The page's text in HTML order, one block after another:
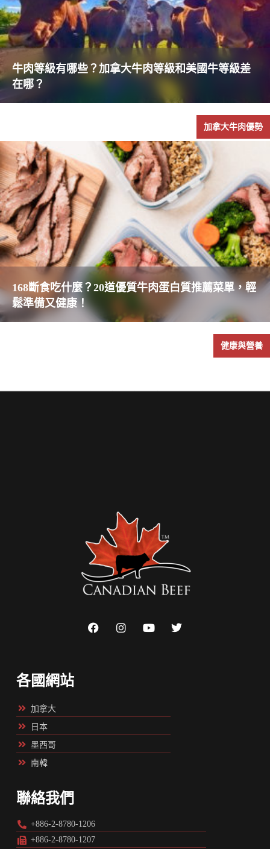
牛肉等級有哪些？加拿大牛肉等級和美國牛等級差
在哪？
加拿大牛肉優勢
168斷食吃什麼？20道優質牛肉蛋白質推薦菜單，輕
鬆準備又健康！
健康與營養
各國網站
加拿大
日本
墨西哥
南韓
聯絡我們
+886-2-8780-1206
+886-2-8780-1207